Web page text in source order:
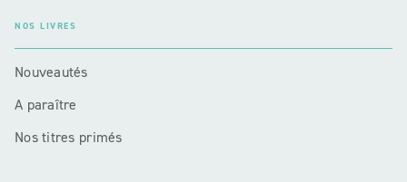
NOS LIVRES
Nouveautés
A paraître
Nos titres primés